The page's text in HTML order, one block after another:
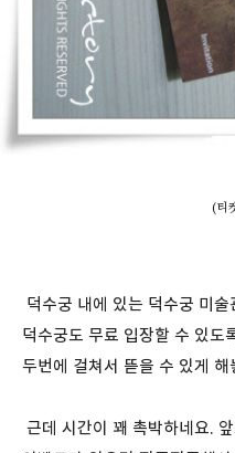
(티
덕수궁 내에 있는 덕수궁 미
덕수궁도 무료 입장할 수 있도
두번에 걸쳐서 뜯을 수 있게 해
근데 시간이 꽤 촉박하네요.